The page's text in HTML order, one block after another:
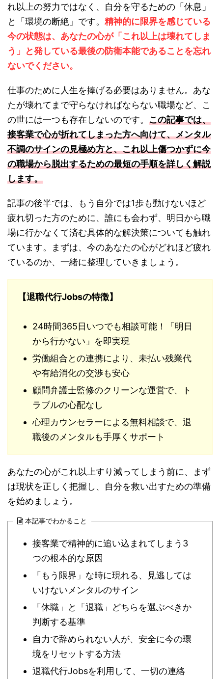
れ以上の努力ではなく、自分を守るための「休息」
と「環境の断絶」です。 精神的に限界を感じている
今の状態は、あなたの心が「これ以上は壊れてしま
う」と発している最後の防衛本能であることを忘れ
ないでください。
仕事のために人生を捧げる必要はありません。あな
たが壊れてまで守らなければならない職場など、こ
の世には一つも存在しないのです。 この記事では、
接客業で心が折れてしまった方へ向けて、メンタル
不調のサインの見極め方と、これ以上傷つかずに今
の職場から脱出するための最短の手順を詳しく解説
します。
記事の後半では、もう自分では1歩も動けないほど
疲れ切った方のために、誰にも会わず、明日から職
場に行かなくて済む具体的な解決策についても触れ
ています。まずは、今のあなたの心がどれほど疲れ
ているのか、一緒に整理していきましょう。
【退職代行Jobsの特徴】
24時間365日いつでも相談可能！「明日
から行かない」を即実現
労働組合との連携により、未払い残業代
や有給消化の交渉も安心
顧問弁護士監修のクリーンな運営で、ト
ラブルの心配なし
心理カウンセラーによる無料相談で、退
職後のメンタルも手厚くサポート
あなたの心がこれ以上すり減ってしまう前に、まず
は現状を正しく把握し、自分を救い出すための準備
を始めましょう。
本記事でわかること
接客業で精神的に追い込まれてしまう3
つの根本的な原因
「もう限界」な時に現れる、見逃しては
いけないメンタルのサイン
「休職」と「退職」どちらを選ぶべきか
判断する基準
自力で辞められない人が、安全に今の環
境をリセットする方法
退職代行Jobsを利用して、一切の連絡